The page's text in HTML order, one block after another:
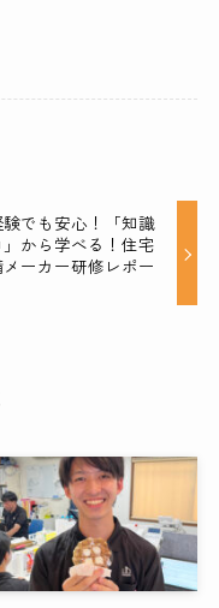
験でも安心！「知識
」から学べる！住宅
メーカー研修レポー